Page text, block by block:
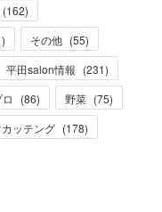
(162)
) その他 (55)
平田salon情報 (231)
(86) 野菜 (75)
ッテング (178)